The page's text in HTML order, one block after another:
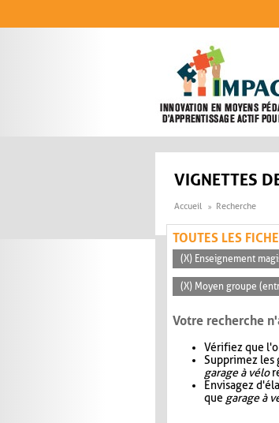
VIGNETTES
Accueil Recherche
TOUTES LES
(X) Enseignement
(X) Moyen groupe
Votre recherche
Vérifiez que
Supprimez les
garage à vélo
Envisagez
que garage à